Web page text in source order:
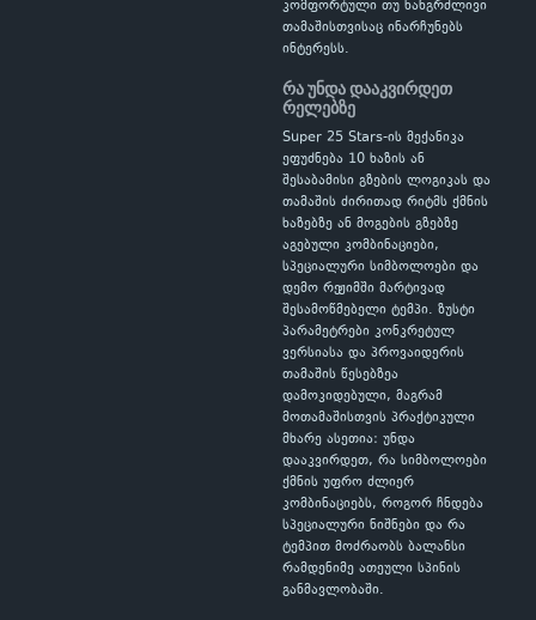
კომფორტული თუ ხანგრძლივი
თამაშისთვისაც ინარჩუნებს
ინტერესს.
რა უნდა დააკვირდეთ
რელებზე
Super 25 Stars-ის მექანიკა
ეფუძნება 10 ხაზის ან
შესაბამისი გზების ლოგიკას და
თამაშის ძირითად რიტმს ქმნის
ხაზებზე ან მოგების გზებზე
აგებული კომბინაციები,
სპეციალური სიმბოლოები და
დემო რეჟიმში მარტივად
შესამოწმებელი ტემპი. ზუსტი
პარამეტრები კონკრეტულ
ვერსიასა და პროვაიდერის
თამაშის წესებზეა
დამოკიდებული, მაგრამ
მოთამაშისთვის პრაქტიკული
მხარე ასეთია: უნდა
დააკვირდეთ, რა სიმბოლოები
ქმნის უფრო ძლიერ
კომბინაციებს, როგორ ჩნდება
სპეციალური ნიშნები და რა
ტემპით მოძრაობს ბალანსი
რამდენიმე ათეული სპინის
განმავლობაში.